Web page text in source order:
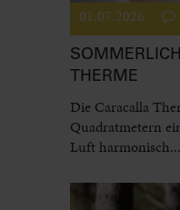
01.07.2026
THERME
Die Caracalla
Quadratmetern
Luft harmonisch...